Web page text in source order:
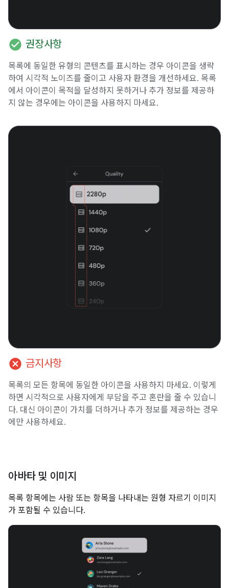
check_circle 권장사항
목록에 동일한 유형의 콘텐츠를 표시하는 경우 아이콘을 생략
하여 시각적 노이즈를 줄이고 사용자 환경을 개선하세요. 목록
에서 아이콘이 목적을 달성하지 못하거나 추가 정보를 제공하
지 않는 경우에는 아이콘을 사용하지 마세요.
cancel 금지사항
목록의 모든 항목에 동일한 아이콘을 사용하지 마세요. 이렇게
하면 시각적으로 사용자에게 부담을 주고 혼란을 줄 수 있습니
다. 대신 아이콘이 가치를 더하거나 추가 정보를 제공하는 경우
에만 사용하세요.
아바타 및 이미지
목록 항목에는 사람 또는 항목을 나타내는 원형 자르기 이미지
가 포함될 수 있습니다.